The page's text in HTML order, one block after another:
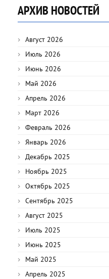
АРХИВ НОВОСТЕЙ
Август 2026
Июль 2026
Июнь 2026
Май 2026
Апрель 2026
Март 2026
Февраль 2026
Январь 2026
Декабрь 2025
Ноябрь 2025
Октябрь 2025
Сентябрь 2025
Август 2025
Июль 2025
Июнь 2025
Май 2025
Апрель 2025